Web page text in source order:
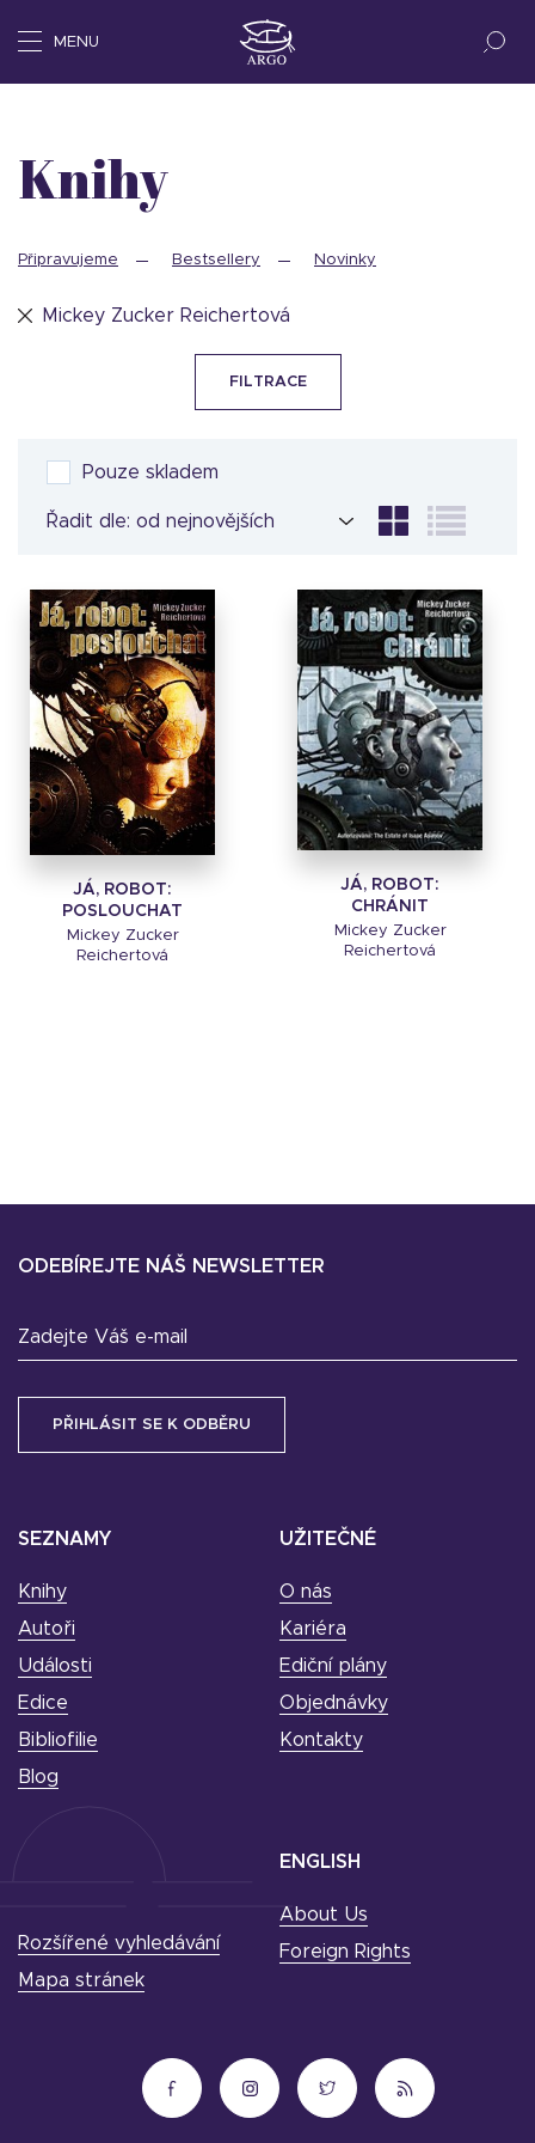
MENU
Knihy
Připravujeme Bestsellery Novinky
Mickey Zucker Reichertová
FILTRACE
Pouze skladem
Řadit dle:
JÁ, ROBOT:
POSLOUCHAT
Mickey Zucker
Reichertová
JÁ, ROBOT:
CHRÁNIT
Mickey Zucker
Reichertová
SEZNAMY
Knihy
Autoři
Události
Edice
Bibliofilie
Blog
UŽITEČNÉ
O nás
Kariéra
Ediční plány
Objednávky
Kontakty
ODEBÍREJTE NÁŠ NEWSLETTER
Zadejte Váš e-mail
ENGLISH
About Us
Foreign Rights
Rozšířené vyhledávání
Mapa stránek